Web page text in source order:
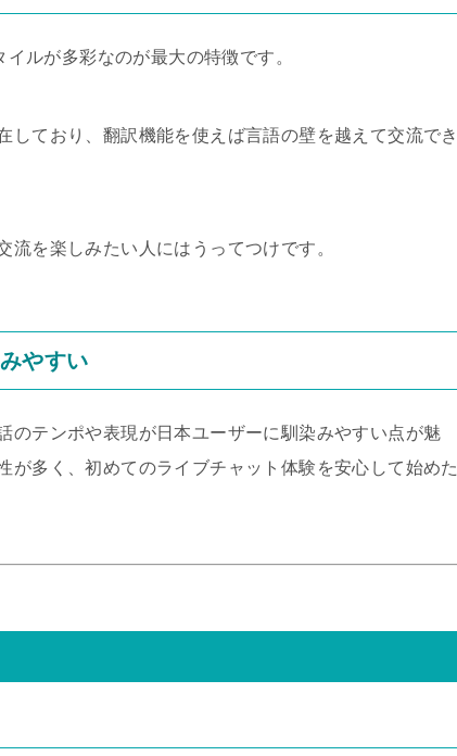
ルが多彩なのが最大の特徴です。
ており、翻訳機能を使えば言語の壁を越えて交流でき
を楽しみたい人にはうってつけです。
やすい
のテンポや表現が日本ユーザーに馴染みやすい点が魅
が多く、初めてのライブチャット体験を安心して始めた